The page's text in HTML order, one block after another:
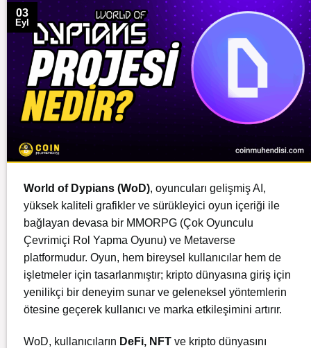
03
Eyl
World of Dypians (WoD), oyuncuları gelişmiş AI,
yüksek kaliteli grafikler ve sürükleyici oyun içeriği ile
bağlayan devasa bir MMORPG (Çok Oyunculu
Çevrimiçi Rol Yapma Oyunu) ve Metaverse
platformudur. Oyun, hem bireysel kullanıcılar hem de
işletmeler için tasarlanmıştır; kripto dünyasına giriş için
yenilikçi bir deneyim sunar ve geleneksel yöntemlerin
ötesine geçerek kullanıcı ve marka etkileşimini artırır.
WoD, kullanıcıların DeFi, NFT ve kripto dünyasını